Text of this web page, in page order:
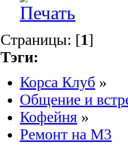
Страницы: [1]
Тэги:
Корса Клуб »
Общение и
Кофейня »
Ремонт на М3